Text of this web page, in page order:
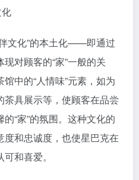
文化”的本土化——即通过
对顾客的“家”一般的关
中的“人情味”元素，如为
具展示等，使顾客在品尝
“家”的氛围。这种文化的
和忠诚度，也使星巴克在
和喜爱。